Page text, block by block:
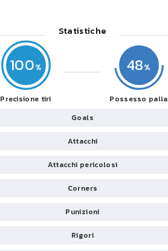
Statistiche
100
Precisione tiri
48
Possesso palla
Goals
Attacchi
Attacchi pericolosi
Corners
Punizioni
Rigori